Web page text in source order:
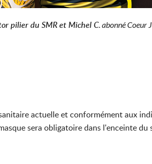
pilier du SMR et Michel C. abonné Coeur
actuelle et conformément aux
sera obligatoire dans l'enceinte du